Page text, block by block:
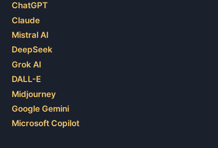
ChatGPT
Claude
Mistral AI
DeepSeek
Grok AI
DALL-E
Midjourney
Google Gemini
Microsoft Copilot